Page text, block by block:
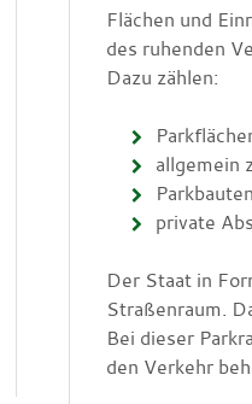
Flächen und
des ruhenden
Dazu zählen:
allgemein
private
Der Staat in
Straßenraum.
Bei dieser
den Verkehr